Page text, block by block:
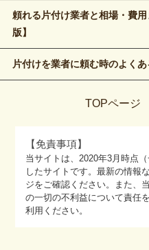
頼れる片付け業者と相場・費
版】
片付けを業者に頼む時のよく
TOPページ
【免責事項】
当サイトは、2020年3月時点
したサイトです。最新の情報
ジをご確認ください。また、
の一切の不利益について責任
利用ください。